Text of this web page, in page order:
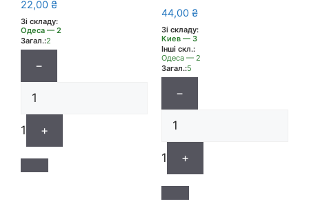
22,00 ₴
Зі складу:
Одеса — 2
Загал.:2
−
1 +
44,00 ₴
Зі складу:
Киев — 3
Інші скл.:
Одеса — 2
Загал.:5
−
1 +